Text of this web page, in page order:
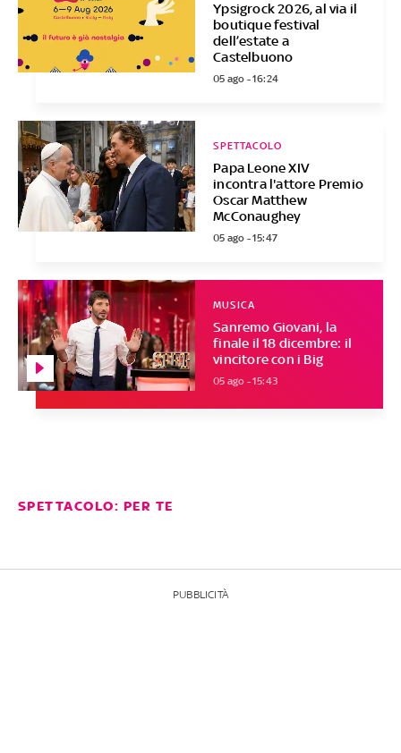
Ypsigrock 2026, al via il
boutique festival
dell’estate a
Castelbuono
05 ago - 16:24
Papa Leone XIV
incontra l'attore Premio
Oscar Matthew
McConaughey
SPETTACOLO
05 ago - 15:47
Sanremo Giovani, la
finale il 18 dicembre: il
vincitore con i Big
MUSICA
05 ago - 15:43
SPETTACOLO: PER TE
PUBBLICITÀ